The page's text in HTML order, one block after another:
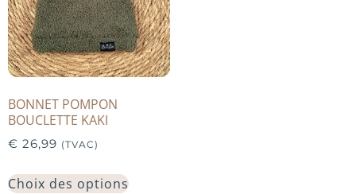
BONNET POMPON
BOUCLETTE KAKI
€ 26,99 (TVAC)
Choix des options